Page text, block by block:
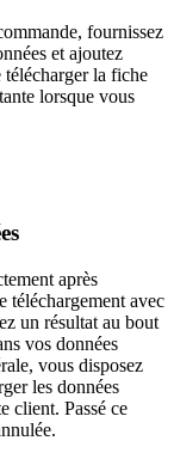
fournissez
et ajoutez
la fiche
lorsque vous
après
téléchargement avec
un résultat au bout
vos données
vous disposez
les données
client. Passé ce